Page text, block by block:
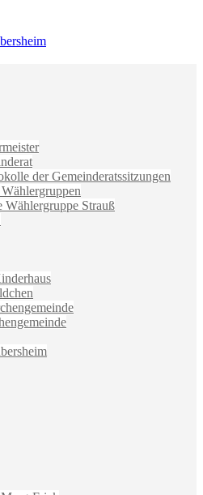
der Gemeinderatssitzungen
Wählergruppe Strauß